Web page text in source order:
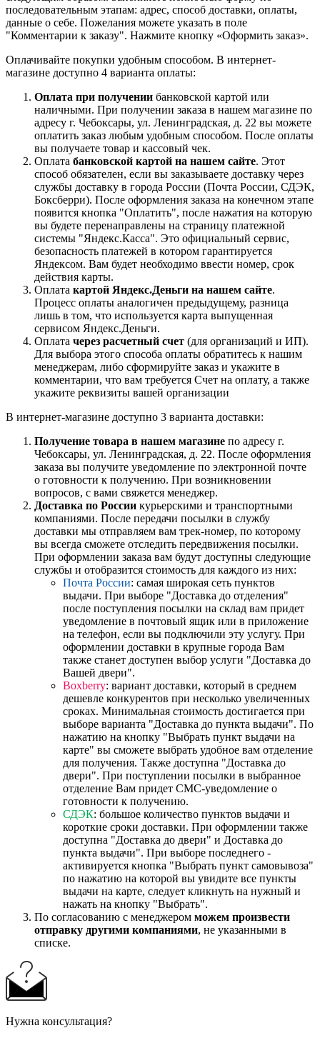
последовательным этапам: адрес, способ доставки, оплаты,
данные о себе. Пожелания можете указать в поле
"Комментарии к заказу". Нажмите кнопку «Оформить заказ».
Оплачивайте покупки удобным способом. В интернет-
магазине доступно 4 варианта оплаты:
Оплата при получении банковской картой или
наличными. При получении заказа в нашем магазине по
адресу г. Чебоксары, ул. Ленинградская, д. 22 вы можете
оплатить заказ любым удобным способом. После оплаты
вы получаете товар и кассовый чек.
Оплата банковской картой на нашем сайте. Этот
способ обязателен, если вы заказываете доставку через
службы доставку в города России (Почта России, СДЭК,
Боксберри). После оформления заказа на конечном этапе
появится кнопка "Оплатить", после нажатия на которую
вы будете перенаправлены на страницу платежной
системы "Яндекс.Касса". Это официальный сервис,
безопасность платежей в котором гарантируется
Яндексом. Вам будет необходимо ввести номер, срок
действия карты.
Оплата картой Яндекс.Деньги на нашем сайте.
Процесс оплаты аналогичен предыдущему, разница
лишь в том, что используется карта выпущенная
сервисом Яндекс.Деньги.
Оплата через расчетный счет (для организаций и ИП).
Для выбора этого способа оплаты обратитесь к нашим
менеджерам, либо сформируйте заказ и укажите в
комментарии, что вам требуется Счет на оплату, а также
укажите реквизиты вашей организации
В интернет-магазине доступно 3 варианта доставки:
Получение товара в нашем магазине по адресу г.
Чебоксары, ул. Ленинградская, д. 22. После оформления
заказа вы получите уведомление по электронной почте
о готовности к получению. При возникновении
вопросов, с вами свяжется менеджер.
Доставка по России курьерскими и транспортными
компаниями. После передачи посылки в службу
доставки мы отправляем вам трек-номер, по которому
вы всегда сможете отследить передвижения посылки.
При оформлении заказа вам будут доступны следующие
службы и отобразится стоимость для каждого из них:
Почта России: самая широкая сеть пунктов
выдачи. При выборе "Доставка до отделения"
после поступления посылки на склад вам придет
уведомление в почтовый ящик или в приложение
на телефон, если вы подключили эту услугу. При
оформлении доставки в крупные города Вам
также станет доступен выбор услуги "Доставка до
Вашей двери".
Boxberry: вариант доставки, который в среднем
дешевле конкурентов при несколько увеличенных
сроках. Минимальная стоимость достигается при
выборе варианта "Доставка до пункта выдачи". По
нажатию на кнопку "Выбрать пункт выдачи на
карте" вы сможете выбрать удобное вам отделение
для получения. Также доступна "Доставка до
двери". При поступлении посылки в выбранное
отделение Вам придет СМС-уведомление о
готовности к получению.
СДЭК: большое количество пунктов выдачи и
короткие сроки доставки. При оформлении также
доступна "Доставка до двери" и Доставка до
пункта выдачи". При выборе последнего -
активируется кнопка "Выбрать пункт самовывоза"
по нажатию на которой вы увидите все пункты
выдачи на карте, следует кликнуть на нужный и
нажать на кнопку "Выбрать".
По согласованию с менеджером можем произвести
отправку другими компаниями, не указанными в
списке.
Нужна консультация?